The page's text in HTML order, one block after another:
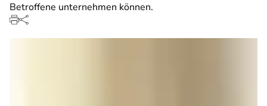
Betroffene unternehmen können.